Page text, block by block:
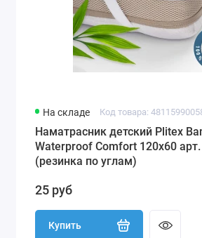
На складе Код товара:
Наматрасник детский Plitex
Waterproof Comfort 120х60
(резинка по углам)
25 руб
Купить